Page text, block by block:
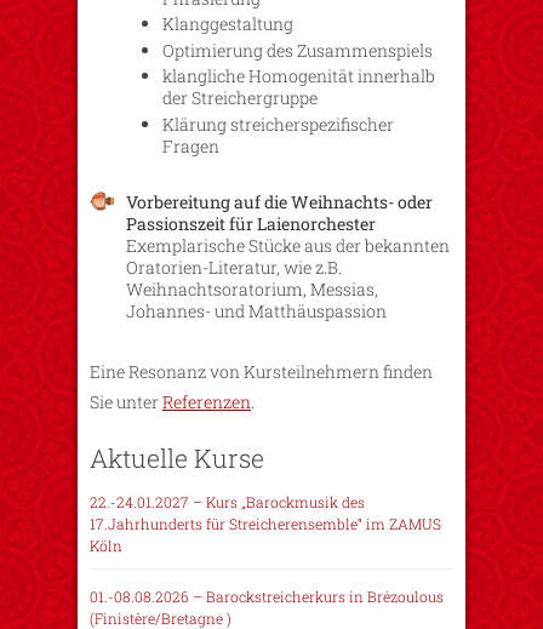
Klanggestaltung
Optimierung des Zusammenspiels
klangliche Homogenität innerhalb
der Streichergruppe
Klärung streicherspezifischer
Fragen
Vorbereitung auf die Weihnachts- oder
Passionszeit für Laienorchester
Exemplarische Stücke aus der bekannten
Oratorien-Literatur, wie z.B.
Weihnachtsoratorium, Messias,
Johannes- und Matthäuspassion
Eine Resonanz von Kursteilnehmern finden
Sie unterReferenzen
Aktuelle Kurse
22.-24.01.2027 – Kurs „Barockmusik des
17.Jahrhunderts für Streicherensemble“ im ZAMUS
Köln
01.-08.08.2026 – Barockstreicherkurs in Brézoulous
(Finistère/Bretagne )